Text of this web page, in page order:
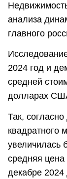
анализа
главного
2024 год и
средней
долларах
Так,
квадратного
увеличилась
средняя цена
декабре